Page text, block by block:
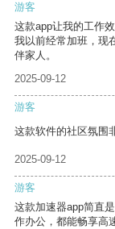
游客
这款app让我的工作
我以前经常加班，现
伴家人。
2025-09-12
游客
这款软件的社区氛围
2025-09-12
游客
这款加速器app简直
作办公，都能畅享高